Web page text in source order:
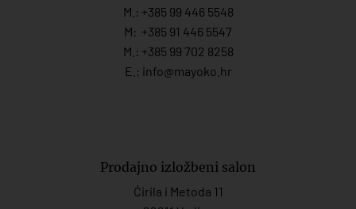
M.: +385 99 446 5548
M: +385 91 446 5547
M.: +385 99 702 8258
E.: info@mayoko. hr
Prodajno izložbeni salon
Ćirila i Metoda 11